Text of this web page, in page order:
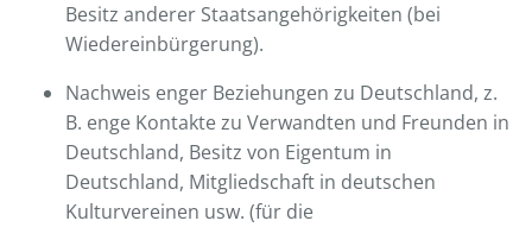
Besitz anderer Staatsangehörigkeiten (bei
Wiedereinbürgerung).
Nachweis enger Beziehungen zu Deutschland, z.
B. enge Kontakte zu Verwandten und Freunden in
Deutschland, Besitz von Eigentum in
Deutschland, Mitgliedschaft in deutschen
Kulturvereinen usw. (für die